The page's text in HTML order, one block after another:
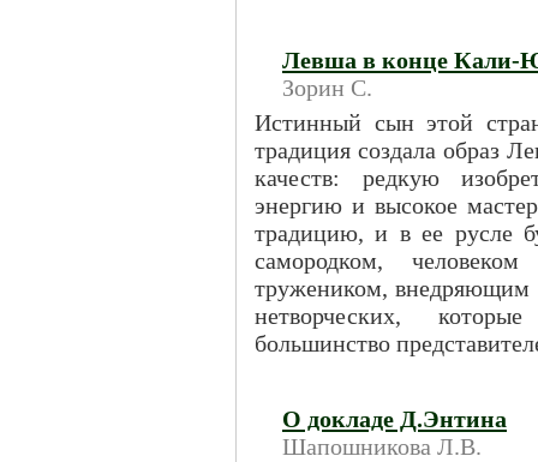
Левша в конце Кали-
Зорин С.
Истинный сын этой
традиция создала образ
качеств: редкую
энергию и высокое
традицию, и в ее русле
самородком,
тружеником, внедряющим
нетворческих,
большинство
О докладе Д.Энтина
Шапошникова Л.В.